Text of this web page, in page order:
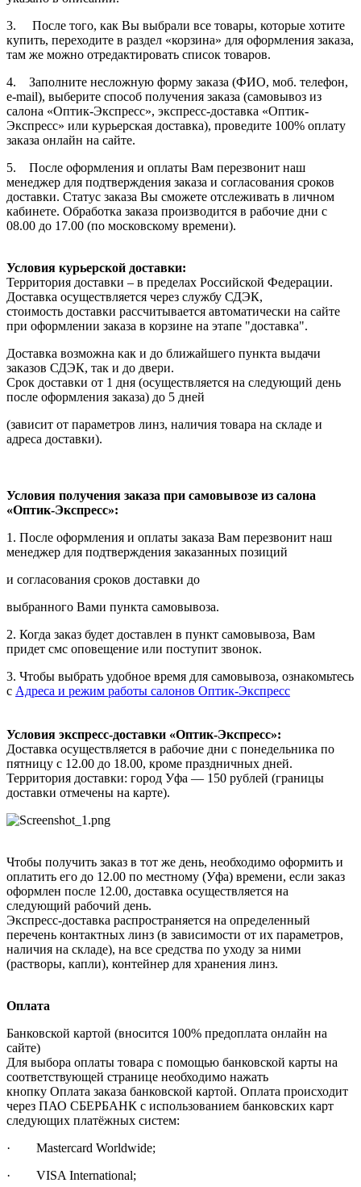
3. После того, как Вы выбрали все товары, которые хотите
купить, переходите в раздел «корзина» для оформления заказа,
там же можно отредактировать список товаров.
4. Заполните несложную форму заказа (ФИО, моб. телефон,
e-mail), выберите способ получения заказа (самовывоз из
салона «Оптик-Экспресс», экспресс-доставка «Оптик-
Экспресс» или курьерская доставка), проведите 100% оплату
заказа онлайн на сайте.
5. После оформления и оплаты Вам перезвонит наш
менеджер для подтверждения заказа и согласования сроков
доставки. Статус заказа Вы сможете отслеживать в личном
кабинете. Обработка заказа производится в рабочие дни с
08.00 до 17.00 (по московскому времени).
Условия курьерской доставки:
Территория доставки – в пределах Российской Федерации.
Доставка осуществляется через службу СДЭК,
стоимость доставки рассчитывается автоматически на сайте
при оформлении заказа в корзине на этапе "доставка".
Доставка возможна как и до ближайшего пункта выдачи
заказов СДЭК, так и до двери.
Срок доставки от 1 дня (осуществляется на следующий день
после оформления заказа) до 5 дней
(зависит от параметров линз, наличия товара на складе и
адреса доставки).
Условия получения заказа при самовывозе из салона
«Оптик-Экспресс»:
1. После оформления и оплаты заказа Вам перезвонит наш
менеджер для подтверждения заказанных позиций
и согласования сроков доставки до
выбранного Вами пункта самовывоза.
2. Когда заказ будет доставлен в пункт самовывоза, Вам
придет смс оповещение или поступит звонок.
3. Чтобы выбрать удобное время для самовывоза, ознакомьтесь
с Адреса и режим работы салонов Оптик-Экспресс
Условия экспресс-доставки «Оптик-Экспресс»:
Доставка осуществляется в рабочие дни с понедельника по
пятницу с 12.00 до 18.00, кроме праздничных дней.
Территория доставки: город Уфа — 150 рублей (границы
доставки отмечены на карте).
Чтобы получить заказ в тот же день, необходимо оформить и
оплатить его до 12.00 по местному (Уфа) времени, если заказ
оформлен после 12.00, доставка осуществляется на
следующий рабочий день.
Экспресс-доставка распространяется на определенный
перечень контактных линз (в зависимости от их параметров,
наличия на складе), на все средства по уходу за ними
(растворы, капли), контейнер для хранения линз.
Оплата
Банковской картой (вносится 100% предоплата онлайн на
сайте)
Для выбора оплаты товара с помощью банковской карты на
соответствующей странице необходимо нажать
кнопку Оплата заказа банковской картой. Оплата происходит
через ПАО СБЕРБАНК с использованием банковских карт
следующих платёжных систем:
· Mastercard Worldwide;
· VISA International;